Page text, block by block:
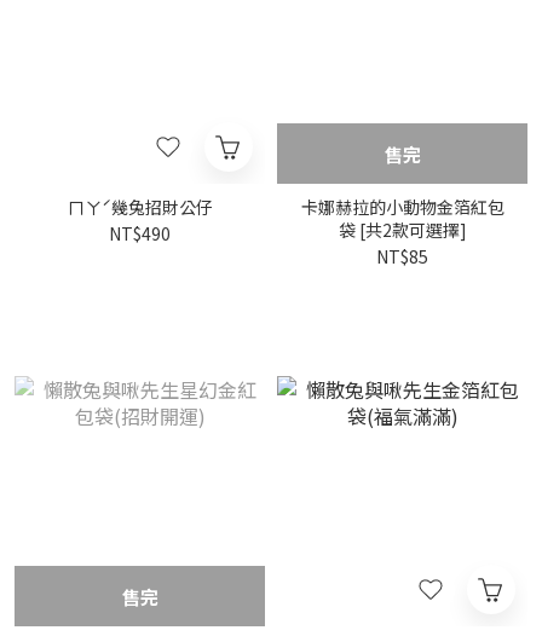
ㄇㄚˊ幾兔招財公仔
NT$490
售完
卡娜赫拉的小動物金箔紅包
袋 [共2款可選擇]
NT$85
售完